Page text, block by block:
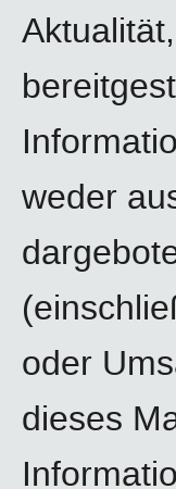
weder
oder
dieses